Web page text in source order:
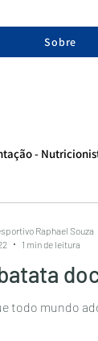
Sobre
-
Já salva para não
Raphael Souza
1 min de leitura